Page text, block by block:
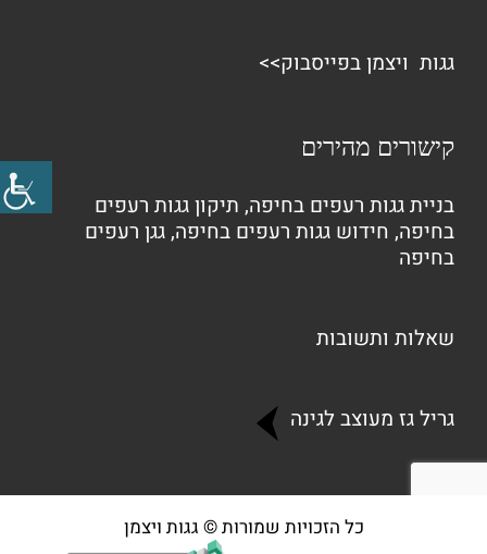
גגות ויצמן בפייסבוק>>
קישורים מהירים
בניית גגות רעפים בחיפה, תיקון גגות רעפים
בחיפה, חידוש גגות רעפים בחיפה,גגן רעפים
בחיפה
שאלות ותשובות
גריל גז מעוצב לגינה
כל הזכויות שמורות © גגות ויצמן